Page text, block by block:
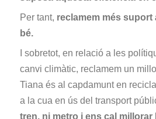
Per tant, reclamem més suport
bé.
I sobretot, en relació a les
canvi climàtic, reclamem un
Tiana és al capdamunt en
a la cua en ús del transport
tren, ni metro i ens cal millorar